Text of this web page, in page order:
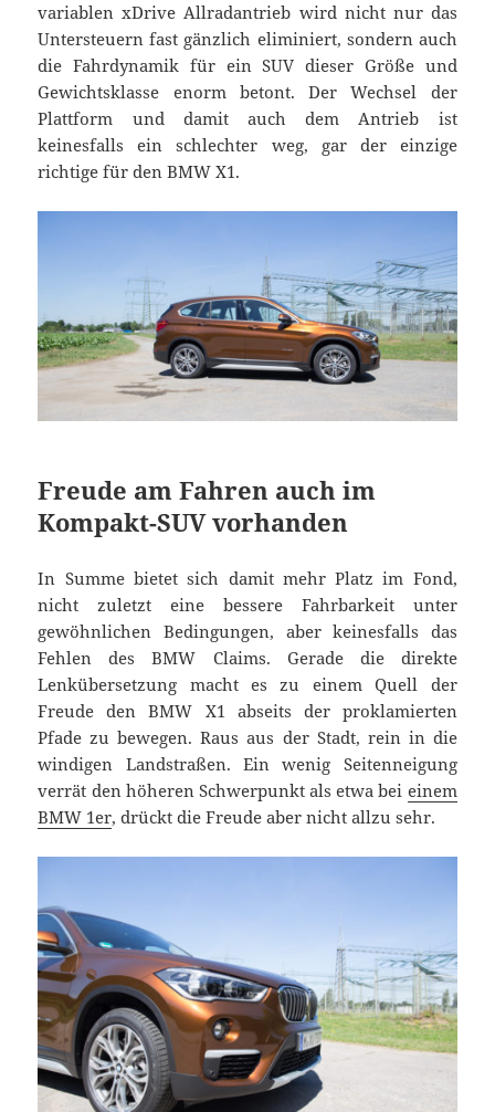
variablen xDrive Allradantrieb wird nicht nur das
Untersteuern fast gänzlich eliminiert, sondern auch
die Fahrdynamik für ein SUV dieser Größe und
Gewichtsklasse enorm betont. Der Wechsel der
Plattform und damit auch dem Antrieb ist
keinesfalls ein schlechter weg, gar der einzige
richtige für den BMW X1.
Freude am Fahren auch im
Kompakt-SUV vorhanden
In Summe bietet sich damit mehr Platz im Fond,
nicht zuletzt eine bessere Fahrbarkeit unter
gewöhnlichen Bedingungen, aber keinesfalls das
Fehlen des BMW Claims. Gerade die direkte
Lenkübersetzung macht es zu einem Quell der
Freude den BMW X1 abseits der proklamierten
Pfade zu bewegen. Raus aus der Stadt, rein in die
windigen Landstraßen. Ein wenig Seitenneigung
verrät den höheren Schwerpunkt als etwa bei einem
BMW 1er, drückt die Freude aber nicht allzu sehr.